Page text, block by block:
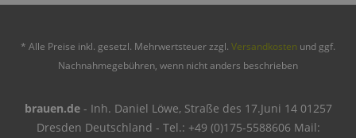
* Alle Preise inkl. gesetzl. Mehrwertsteuer zzgl. Versandkosten und ggf.
Nachnahmegebühren, wenn nicht anders beschrieben
brauen.de- Inh. Daniel Löwe, Straße des 17.Juni 14 01257
Dresden Deutschland - Tel.: +49 (0)175-5588606 Mail: